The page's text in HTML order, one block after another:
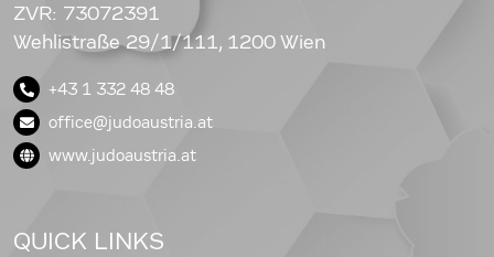
ZVR: 73072391
Wehlistraße 29/1/111, 1200 Wien
+43 1 332 48 48
office@judoaustria.at
www.judoaustria.at
QUICK LINKS